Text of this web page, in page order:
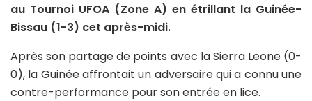
au Tournoi UFOA (Zone A) en étrillant la Guinée-
Bissau (1-3) cet après-midi.
Après son partage de points avec la Sierra Leone (0-
0), la Guinée affrontait un adversaire qui a connu une
contre-performance pour son entrée en lice.